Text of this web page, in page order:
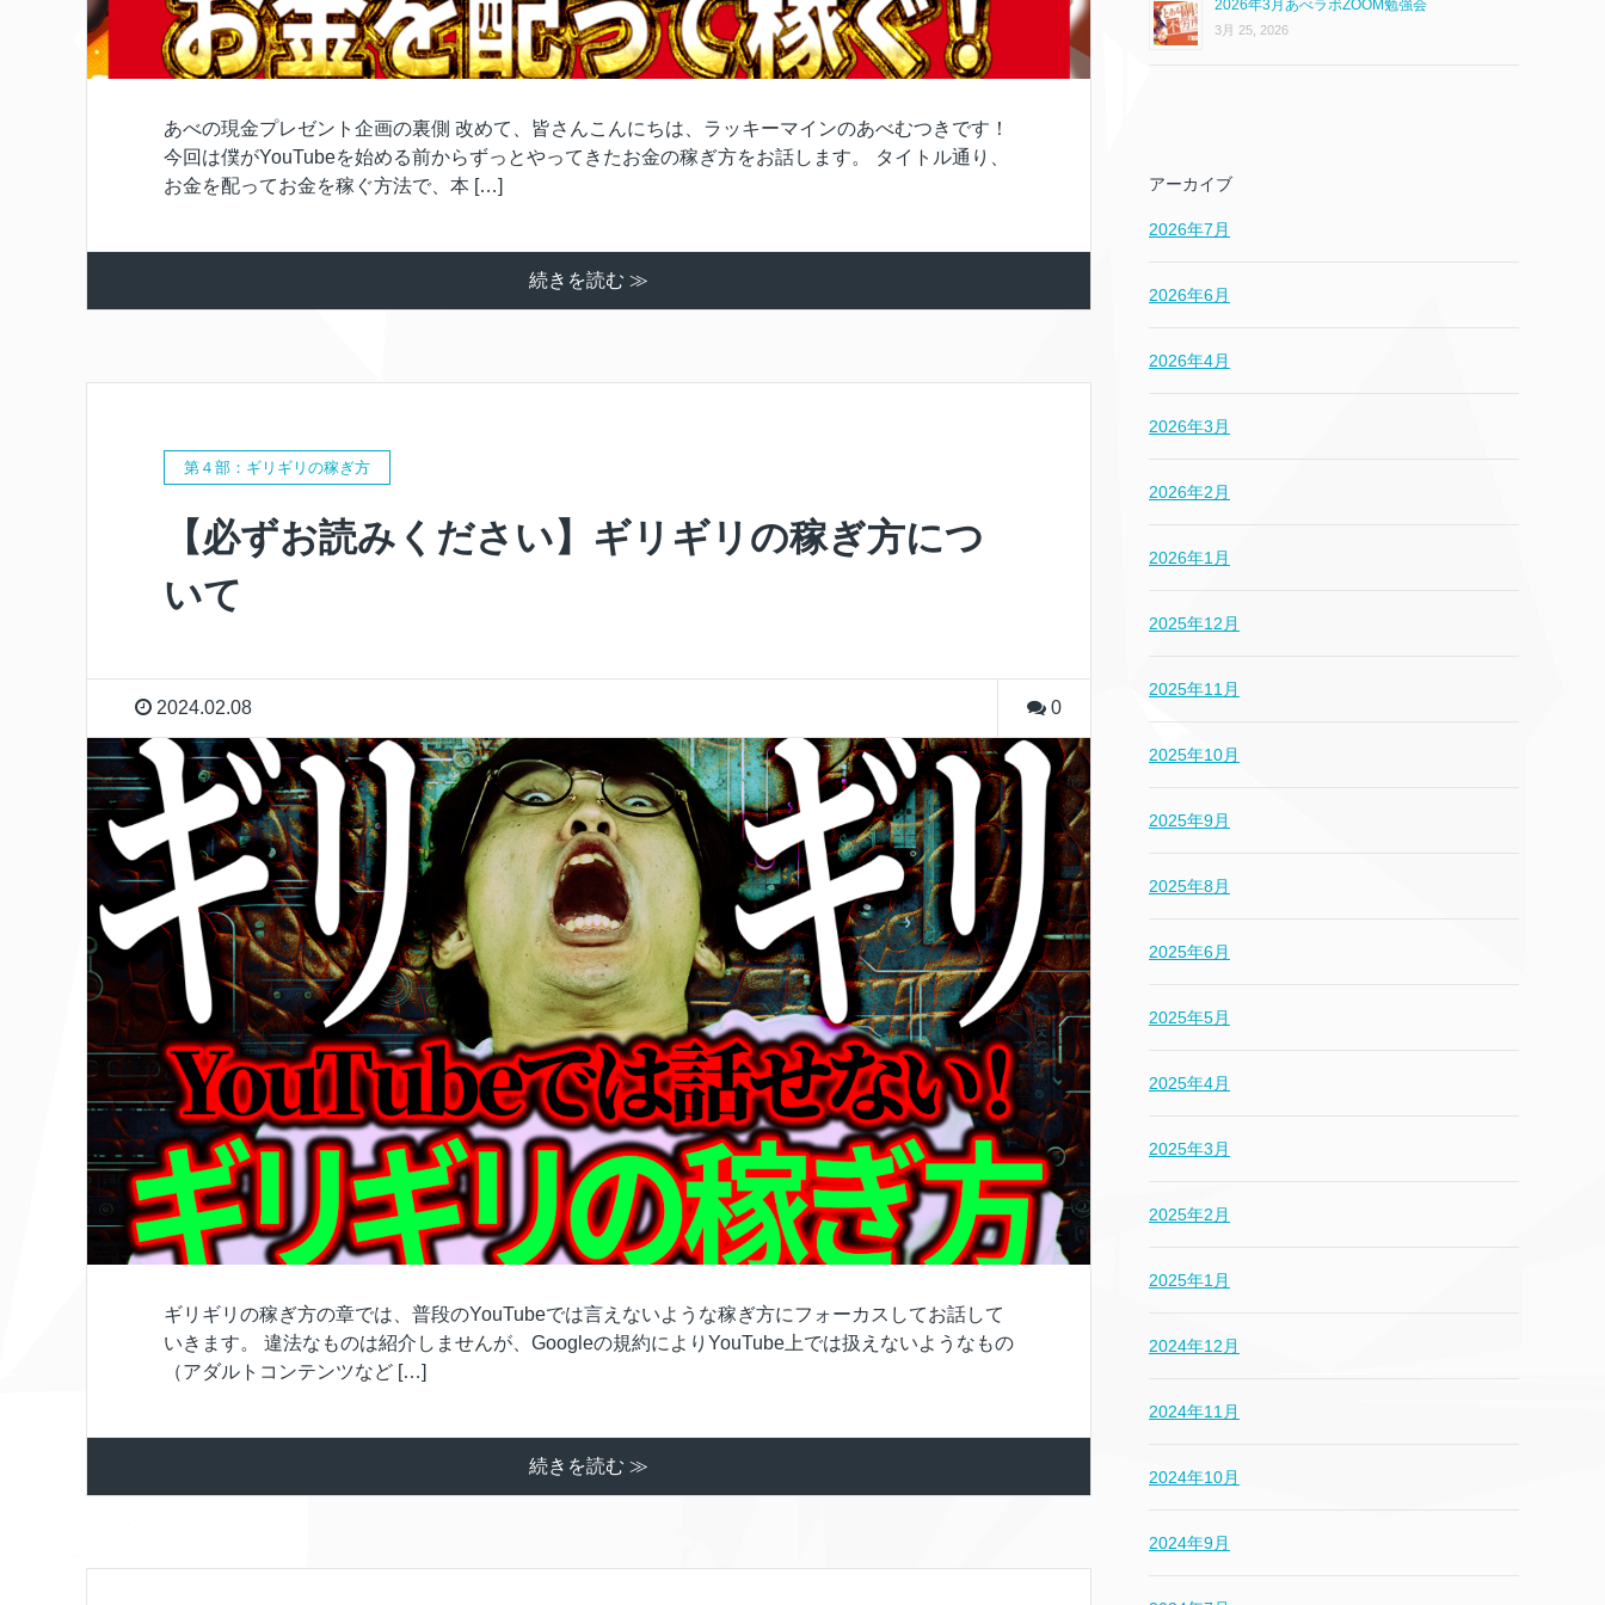
あべの現金プレゼント企画の裏側 改めて、皆さんこんにちは、ラッキーマインのあべむつきです！
今回は僕がYouTubeを始める前からずっとやってきたお金の稼ぎ方をお話します。 タイトル通り、
お金を配ってお金を稼ぐ方法で、本 […]
続きを読む ≫
第４部：ギリギリの稼ぎ方
【必ずお読みください】ギリギリの稼ぎ方につ
いて
2024.02.08 0
ギリギリの稼ぎ方の章では、普段のYouTubeでは言えないような稼ぎ方にフォーカスしてお話して
いきます。 違法なものは紹介しませんが、Googleの規約によりYouTube上では扱えないようなもの
（アダルトコンテンツなど […]
続きを読む ≫
2026年3月あべラボZOOM勉強会
3月 25, 2026
アーカイブ
2026年7月
2026年6月
2026年4月
2026年3月
2026年2月
2026年1月
2025年12月
2025年11月
2025年10月
2025年9月
2025年8月
2025年6月
2025年5月
2025年4月
2025年3月
2025年2月
2025年1月
2024年12月
2024年11月
2024年10月
2024年9月